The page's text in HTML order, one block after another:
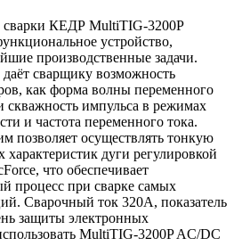
сварки КЕДР MultiTIG-3200P
уст­ройство,
производственные задачи.
сварщику возможность
как форма волны переменного
скваж­ность импульса в режимах
и частота переменного тока.
осуществлять тонкую
дуги регулировкой
что обеспечивает
процесс при сварке самых
Сварочный ток 320А, показатель
защиты электронных
MultiTIG-3200P AC/DC